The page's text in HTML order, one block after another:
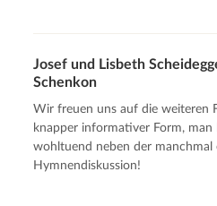
Josef und Lisbeth
Schenkon
Wir freuen uns auf die weiteren
knapper informativer Form, man
wohltuend neben der manchmal
Hymnendiskussion!